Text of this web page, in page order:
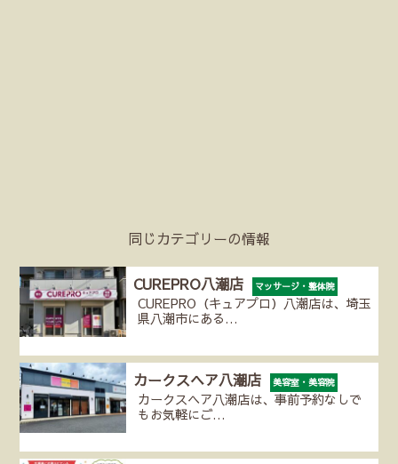
同じカテゴリーの情報
CUREPRO八潮店 マッサージ・整体院
CUREPRO（キュアプロ）八潮店は、埼玉
県八潮市にある…
カークスヘア八潮店 美容室・美容院
カークスヘア八潮店は、事前予約なしで
もお気軽にご…